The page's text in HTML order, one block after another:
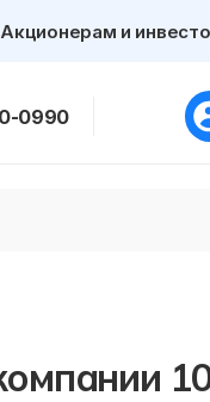
Акционерам и
0990